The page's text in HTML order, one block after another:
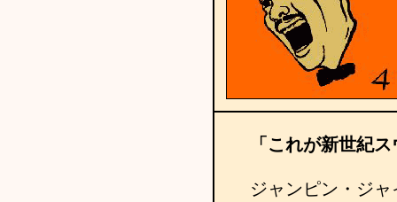
「これが新世紀
ジャンピン・ジ